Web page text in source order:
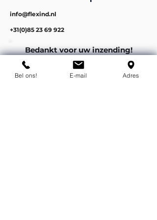
info@flexind.nl
+31(0)85 23 69 922
Bedankt voor uw inzending!
We nemen zo snel mogelijk
contact met u op.
Bel ons! E-mail Adres